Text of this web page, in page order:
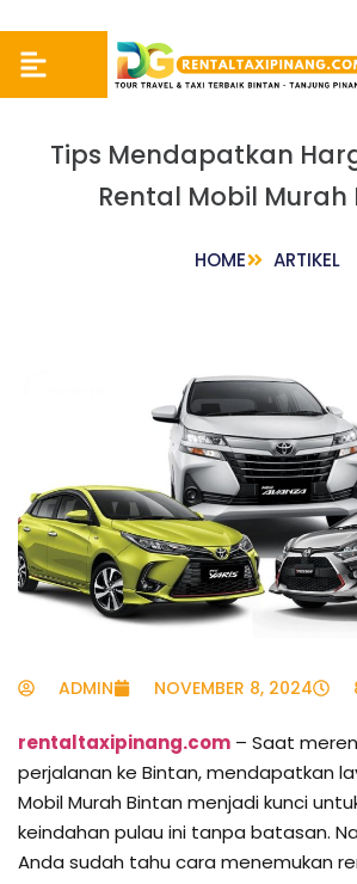
Tips Mendapatkan
Rental Mobil Murah
HOME ARTIKEL
ADMIN NOVEMBER 8, 2024
rentaltaxipinang.com – Saat
perjalanan ke Bintan, mendapatkan
Mobil Murah Bintan menjadi kunci
keindahan pulau ini tanpa batasan.
Anda sudah tahu cara menemukan